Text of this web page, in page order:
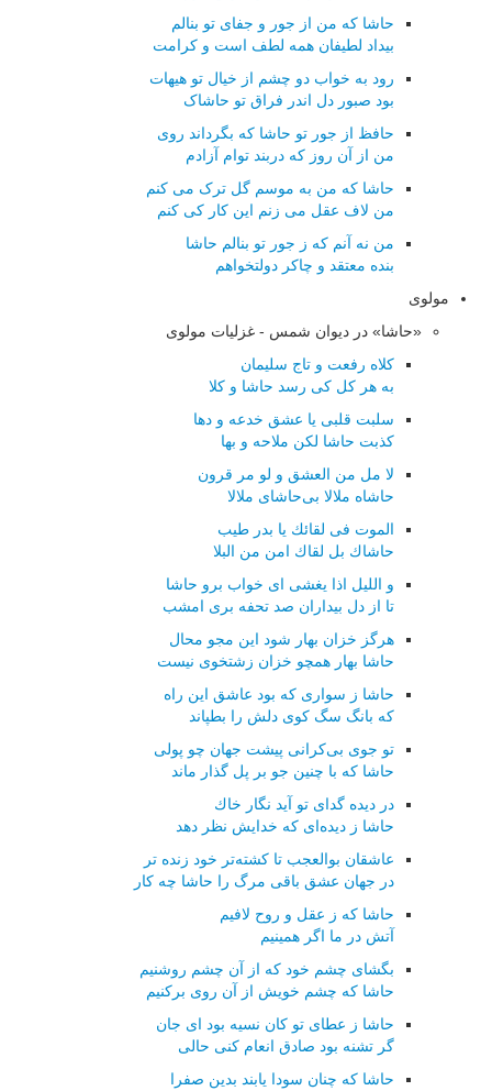
حاشا که من از جور و جفای تو بنالم
بیداد لطیفان همه لطف است و کرامت
رود به خواب دو چشم از خیال تو هیهات
بود صبور دل اندر فراق تو حاشاک
حافظ از جور تو حاشا که بگرداند روی
من از آن روز که دربند توام آزادم
حاشا که من به موسم گل ترک می کنم
من لاف عقل می زنم این کار کی کنم
من نه آنم که ز جور تو بنالم حاشا
بنده معتقد و چاکر دولتخواهم
مولوی
«حاشا» در دیوان شمس - غزلیات مولوی
كلاه رفعت و تاج سلیمان
به هر كل كی رسد حاشا و كلا
سلبت قلبی یا عشق خدعه و دها
كذبت حاشا لكن ملاحه و بها
لا مل من العشق و لو مر قرون
حاشاه ملالا بی‌حاشای ملالا
الموت فی لقائك یا بدر طیب
حاشاك بل لقاك امن من البلا
و اللیل اذا یغشی ای خواب برو حاشا
تا از دل بیداران صد تحفه بری امشب
هرگز خزان بهار شود این مجو محال
حاشا بهار همچو خزان زشتخوی نیست
حاشا ز سواری كه بود عاشق این راه
كه بانگ سگ كوی دلش را بطپاند
تو جوی بی‌كرانی پیشت جهان چو پولی
حاشا كه با چنین جو بر پل گذار ماند
در دیده گدای تو آید نگار خاك
حاشا ز دیده‌ای كه خدایش نظر دهد
عاشقان بوالعجب تا كشته‌تر خود زنده تر
در جهان عشق باقی مرگ را حاشا چه كار
حاشا كه ز عقل و روح لافیم
آتش در ما اگر همینیم
بگشای چشم خود كه از آن چشم روشنیم
حاشا كه چشم خویش از آن روی بركنیم
حاشا ز عطای تو كان نسیه بود ای جان
گر تشنه بود صادق انعام كنی حالی
حاشا كه چنان سودا یابند بدین صفرا